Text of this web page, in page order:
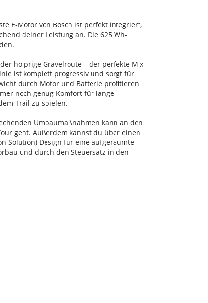
E-Motor von Bosch ist perfekt integriert,
deiner Leistung an. Die 625 Wh-
holprige Gravelroute – der perfekte Mix
ist komplett progressiv und sorgt für
durch Motor und Batterie profitieren
noch genug Komfort für lange
Trail zu spielen.
Umbaumaßnahmen kann an den
geht. Außerdem kannst du über einen
Solution) Design für eine aufgeräumte
und durch den Steuersatz in den